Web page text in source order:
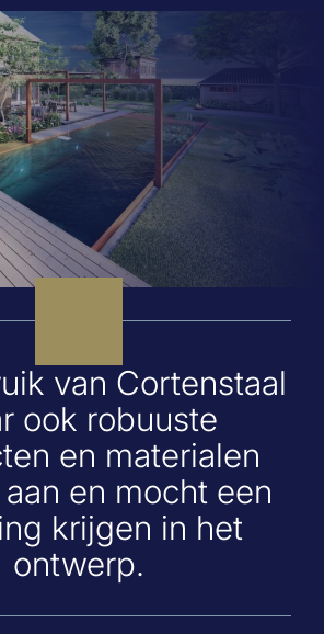
van Cortenstaal
ook robuuste
en materialen
en mocht een
krijgen in het
ontwerp.